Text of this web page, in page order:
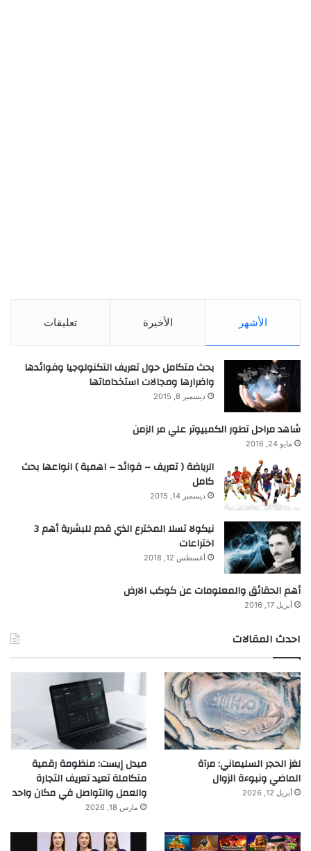
الأشهر الأخيرة تعليقات
بحث متكامل حول تعريف التكنولوجيا وفوائدها
واضرارها ومجالات استخداماتها
ديسمبر 8, 2015
شاهد مراحل تطور الكمبيوتر علي مر الزمن
مايو 24, 2016
الرياضة ( تعريف – فوائد – اهمية ) انواعها بحث
كامل
ديسمبر 14, 2015
نيكولا تسلا المخترع الذي قدم للبشرية أهم 3
اختراعات
أغسطس 12, 2018
أهم الحقائق والمعلومات عن كوكب الارض
أبريل 17, 2016
احدث المقالات
لغز الحجر السليماني: مرآة
الماضي ونبوءة الزوال
أبريل 12, 2026
ميدل إيست: منظومة رقمية
متكاملة تعيد تعريف التجارة
والعمل والتواصل في مكان واحد
مارس 18, 2026